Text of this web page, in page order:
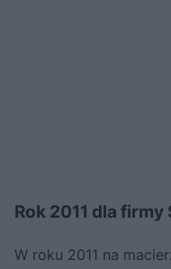
Rok 2011 dla firmy
W roku 2011 na